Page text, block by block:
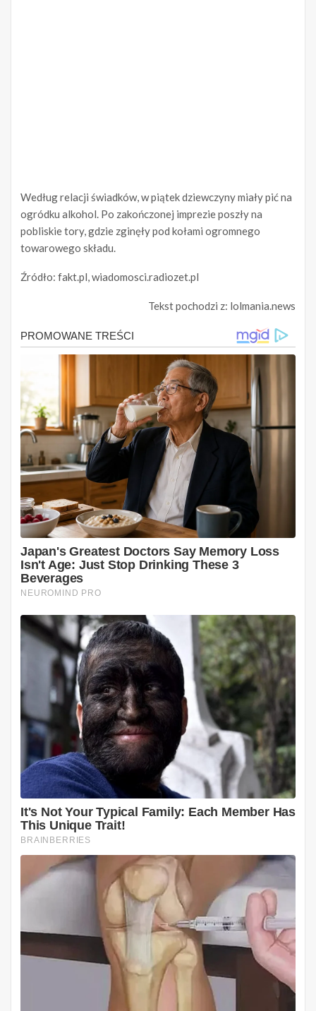
Według relacji świadków, w piątek dziewczyny miały pić na
ogródku alkohol. Po zakończonej imprezie poszły na
pobliskie tory, gdzie zginęły pod kołami ogromnego
towarowego składu.
Źródło: fakt.pl, wiadomosci.radiozet.pl
Tekst pochodzi z: lolmania.news